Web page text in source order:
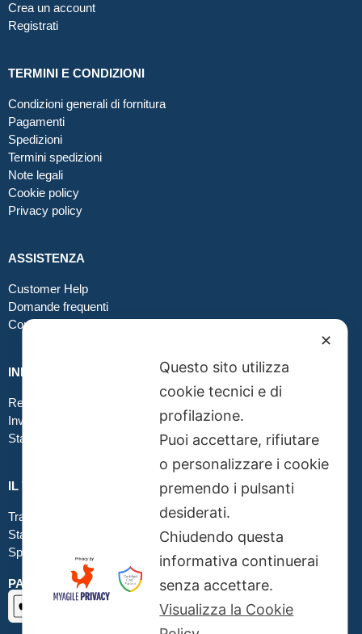
Crea un account
Registrati
TERMINI E CONDIZIONI
Condizioni generali di fornitura
Pagamenti
Spedizioni
Termini spedizioni
Note legali
Cookie policy
Privacy policy
ASSISTENZA
Customer Help
Domande frequenti
Contatti
INFO GRAFICA
Realizzare file corretti
Inviare file grafici
Stampa in tessuto
IL TUO ORDINE
Traccia la tua spedizione
Stato del tuo ordine
Spedizioni
PAGAMENTI SICURI SSL
✕
Questo sito utilizza
cookie tecnici e di
profilazione.
Puoi accettare, rifiutare
o personalizzare i cookie
premendo i pulsanti
desiderati.
Chiudendo questa
informativa continuerai
senza accettare.
Visualizza la Cookie